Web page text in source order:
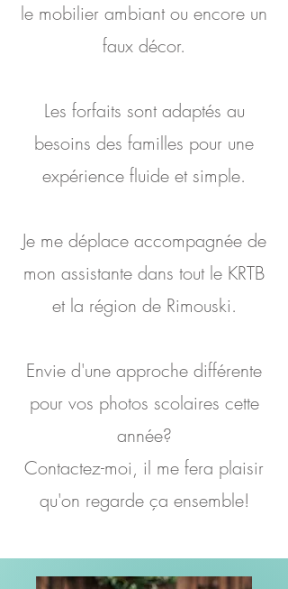
le mobilier ambiant ou encore un
faux décor.
Les forfaits sont adaptés au
besoins des familles pour une
expérience fluide et simple.
Je me déplace accompagnée de
mon assistante dans tout le KRTB
et la région de Rimouski.
Envie d'une approche différente
pour vos photos scolaires cette
année?
Contactez-moi, il me fera plaisir
qu'on regarde ça ensemble!